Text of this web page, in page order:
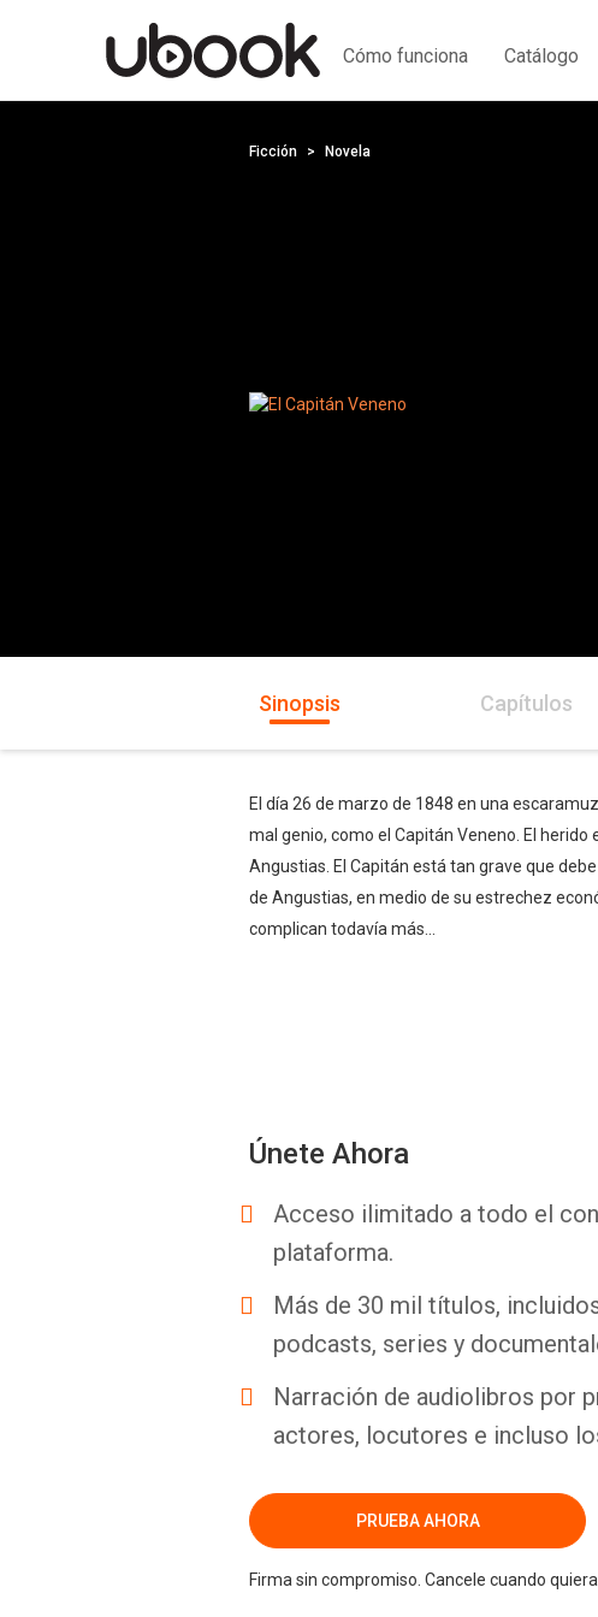
Cómo funciona Catálogo
Ficción Novela
Sinopsis Capítulos
El día 26 de marzo de 1848 en una
mal genio, como el Capitán Veneno. El
Angustias. El Capitán está tan grave que
de Angustias, en medio de su estrechez
complican todavía más...
Únete Ahora
Acceso ilimitado a todo el
plataforma.
Más de 30 mil títulos,
podcasts, series y
Narración de audiolibros por
actores, locutores e incluso
PRUEBA AHORA
Firma sin compromiso. Cancele cuando quiera.